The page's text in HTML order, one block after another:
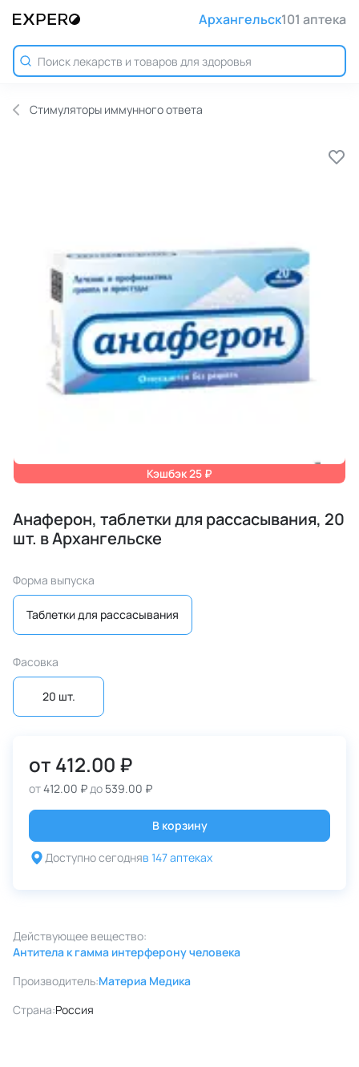
Архангельск101 аптека
Стимуляторы иммунного ответа
Кэшбэк 25 ₽
Анаферон, таблетки для рассасывания, 20
шт. в Архангельске
Форма выпуска
Таблетки для рассасывания
Фасовка
20 шт.
от 412.00 ₽
от412.00 ₽до 539.00 ₽
В корзину
Доступно сегодняв 147 аптеках
Действующее вещество:
Антитела к гамма интерферону человека
Производитель:Материа Медика
Страна:Россия